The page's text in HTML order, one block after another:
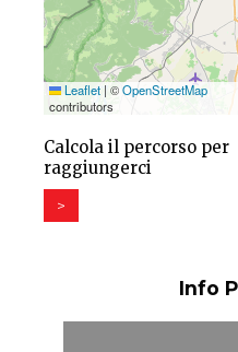
Leaflet | ©OpenStreetMap
contributors
Calcola il percorso per
raggiungerci
>
Info